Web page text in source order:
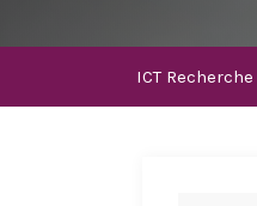
ICT Recherche